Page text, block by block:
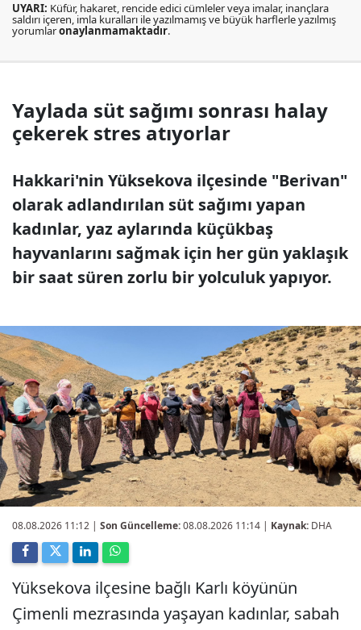
UYARI: Küfür, hakaret, rencide edici cümleler veya imalar, inançlara
saldırı içeren, imla kuralları ile yazılmamış ve büyük harflerle yazılmış
yorumlaronaylanmamaktadır.
Yaylada süt sağımı sonrası halay
çekerek stres atıyorlar
Hakkari'nin Yüksekova ilçesinde "Berivan"
olarak adlandırılan süt sağımı yapan
kadınlar, yaz aylarında küçükbaş
hayvanlarını sağmak için her gün yaklaşık
bir saat süren zorlu bir yolculuk yapıyor.
08.08.2026 11:12 | Son Güncelleme:08.08.2026 11:14 | Kaynak: DHA
Yüksekova ilçesine bağlı Karlı köyünün
Çimenli mezrasında yaşayan kadınlar, sabah